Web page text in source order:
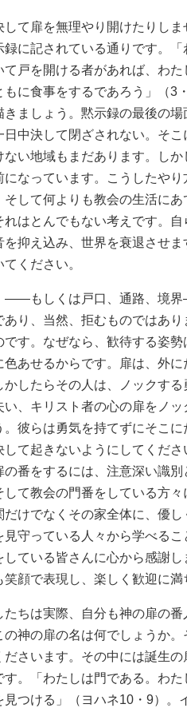
て扉を無理やり開けたりしま
録に記されている通りです。
て戸を開ける者があれば、わ
もに食事をするであろう」（3
きましょう。黙示録の最後の
日中決して閉ざされない。そ
ない地域もまだあります。し
になっています。こうしたや
そして何よりも教会の生活に
れはとんでもない考えです。
を抑え込み、世界を衰退させ
ください。
もしくは戸口、通路、境界
あり、当然、拒むものではあ
です。なぜなら、歓待する姿
色あせるからです。扉は、外
かしたらその人は、ノックす
い、キリスト者の心の扉をノ
。彼らは勇気を持てずにそこ
して起きないようにしてくだ
の番をするには、注意深い識
して教会の門番をしている方
だけでなくその家全体に、優
見守っている人々から学べる
している皆さんに心から感謝
笑顔で表現し、楽しく歓迎に
ちは実際、自分も神の扉の番
の神の扉の名は何でしょうか
ださいます。その中には誕生
す。「わたしは門である。わ
見つける」（ヨハネ10・9）。